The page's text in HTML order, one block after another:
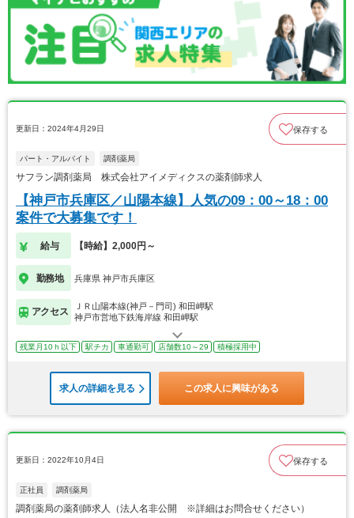
更新日：2024年4月29日 保存する
パート・アルバイト 調剤薬局
サフラン調剤薬局 株式会社アイメディクスの薬剤師求人
【神戸市兵庫区／山陽本線】人気の09：00～18：00
案件で大募集です！
給与 【時給】2,000円～
勤務地 兵庫県 神戸市兵庫区
アクセス
ＪＲ山陽本線(神戸－門司) 和田岬駅
神戸市営地下鉄海岸線 和田岬駅
残業月10ｈ以下 駅チカ 車通勤可 店舗数10～29 積極採用中
求人の詳細を見る この求人に興味がある
更新日：2022年10月4日 保存する
正社員 調剤薬局
調剤薬局の薬剤師求人（法人名非公開 ※詳細はお問合せください）